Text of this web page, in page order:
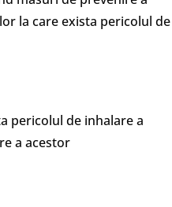
la care exista pericolul de
pericolul de inhalare a
a acestor